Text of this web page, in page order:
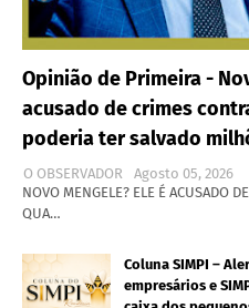
Opinião de Primeira -
acusado de crimes
poderia ter salvado
O OBSERVADOR
Agosto 05, 2026
NOVO MENGELE? ELE É ACUSADO
QUA…
Coluna SIMPI –
empresários e